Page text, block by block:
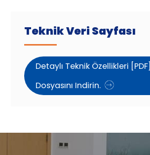
Teknik Veri Sayfası
Detaylı Teknik Özellikleri [PDF]
Dosyasını Indirin.